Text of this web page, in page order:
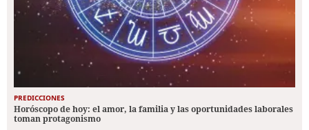
PREDICCIONES
Horóscopo de hoy: el amor, la familia y las oportunidades laborales
toman protagonismo